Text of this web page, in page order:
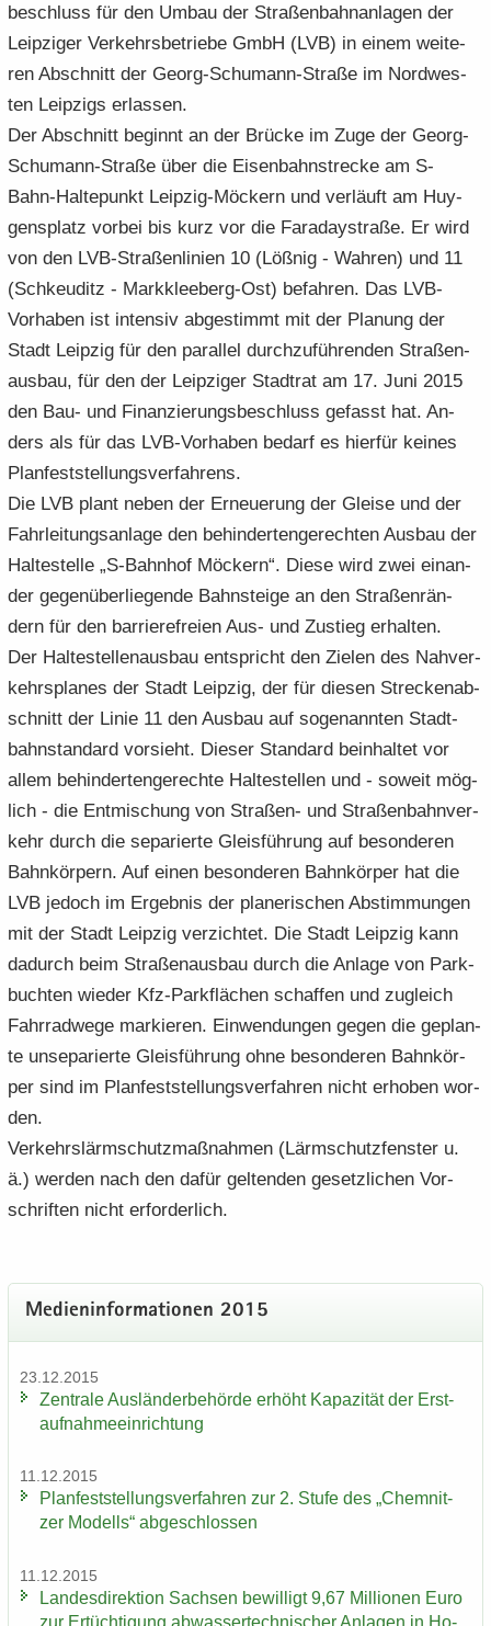
e
n
­
N
a
­
v
g
a
­
­
o
n
­
o
n
t
i
­
e
n
­
N
a
­
g
a
­
­
o
n
­
t
i
n
be­schluss für den Umbau der Stra­ßen­bahn­an­la­gen der
Leip­zi­ger Ver­kehrs­be­trie­be GmbH (LVB) in einem wei­te­
ren Ab­schnitt der Georg-​Schumann-Straße im Nord­wes­
ten Leip­zigs er­las­sen.
Der Ab­schnitt be­ginnt an der Brü­cke im Zuge der Georg-​
Schumann-Straße über die Ei­sen­bahn­stre­cke am S-​
Bahn-Haltepunkt Leipzig-​Möckern und ver­läuft am Huy­
gens­platz vor­bei bis kurz vor die Fa­ra­day­stra­ße. Er wird
von den LVB-​Straßenlinien 10 (Löß­nig - Wah­ren) und 11
(Schkeu­ditz - Markkleeberg-​Ost) be­fah­ren. Das LVB-​
Vorhaben ist in­ten­siv ab­ge­stimmt mit der Pla­nung der
Stadt Leip­zig für den par­al­lel durch­zu­füh­ren­den Stra­ßen­
aus­bau, für den der Leip­zi­ger Stadt­rat am 17. Juni 2015
den Bau- und Fi­nan­zie­rungs­be­schluss ge­fasst hat. An­
ders als für das LVB-​Vorhaben be­darf es hier­für kei­nes
Plan­fest­stel­lungs­ver­fah­rens.
Die LVB plant neben der Er­neue­rung der Glei­se und der
Fahr­lei­tungs­an­la­ge den be­hin­der­ten­ge­rech­ten Aus­bau der
Hal­te­stel­le „S-​Bahnhof Mö­ckern“. Diese wird zwei ein­an­
der ge­gen­über­lie­gen­de Bahn­stei­ge an den Stra­ßen­rän­
dern für den bar­rie­re­frei­en Aus- und Zu­stieg er­hal­ten.
Der Hal­te­stel­len­aus­bau ent­spricht den Zie­len des Nah­ver­
kehrs­pla­nes der Stadt Leip­zig, der für die­sen Stre­cken­ab­
schnitt der Linie 11 den Aus­bau auf so­ge­nann­ten Stadt­
bahn­stan­dard vor­sieht. Die­ser Stan­dard be­inhal­tet vor
allem be­hin­der­ten­ge­rech­te Hal­te­stel­len und - so­weit mög­
lich - die Ent­mi­schung von Straßen-​ und Stra­ßen­bahn­ver­
kehr durch die se­pa­rier­te Gleis­füh­rung auf be­son­de­ren
Bahn­kör­pern. Auf einen be­son­de­ren Bahn­kör­per hat die
LVB je­doch im Er­geb­nis der pla­ne­ri­schen Ab­stim­mun­gen
mit der Stadt Leip­zig ver­zich­tet. Die Stadt Leip­zig kann
da­durch beim Stra­ßen­aus­bau durch die An­la­ge von Park­
buch­ten wie­der Kfz-​Parkflächen schaf­fen und zu­gleich
Fahr­rad­we­ge mar­kie­ren. Ein­wen­dun­gen gegen die ge­plan­
te un­se­pa­rier­te Gleis­füh­rung ohne be­son­de­ren Bahn­kör­
per sind im Plan­fest­stel­lungs­ver­fah­ren nicht er­ho­ben wor­
den.
Ver­kehrs­lärm­schutz­maß­nah­men (Lärm­schutz­fens­ter u.
ä.) wer­den nach den dafür gel­ten­den ge­setz­li­chen Vor­
schrif­ten nicht er­for­der­lich.
m
a
­
­
o
n
Me­di­en­in­for­ma­tio­nen 2015
23.12.2015
Zen­tra­le Aus­län­der­be­hör­de er­höht Ka­pa­zi­tät der Erst­
auf­nah­me­ein­rich­tung
11.12.2015
Plan­fest­stel­lungs­ver­fah­ren zur 2. Stufe des „Chem­nit­
zer Mo­dells“ ab­ge­schlos­sen
11.12.2015
​
Landesdirektion Sach­sen be­wil­ligt 9,67 Mil­lio­nen Euro
zur Er­tüch­ti­gung ab­was­ser­tech­ni­scher An­la­gen in Ho­